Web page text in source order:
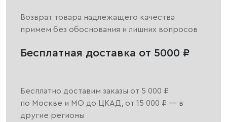
Возврат товара надлежащего качества
примем без обоснования и лишних вопросов
Бесплатная доставка от 5000 ₽
Бесплатно доставим заказы от 5 000 ₽
по Москве и МО до ЦКАД, от 15 000 ₽ — в
другие регионы